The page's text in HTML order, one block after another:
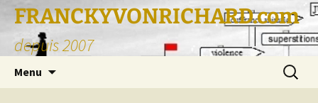
FRANCKYVONRICHARD.com
depuis 2007
Menu